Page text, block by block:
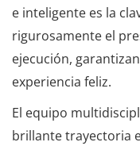
e inteligente es la
rigurosamente el
ejecución,
experiencia feliz.
El equipo
brillante trayectoria